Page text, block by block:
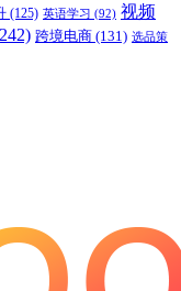
(125) 英语学习 (92) 视频
跨境电商 (131) 选品策